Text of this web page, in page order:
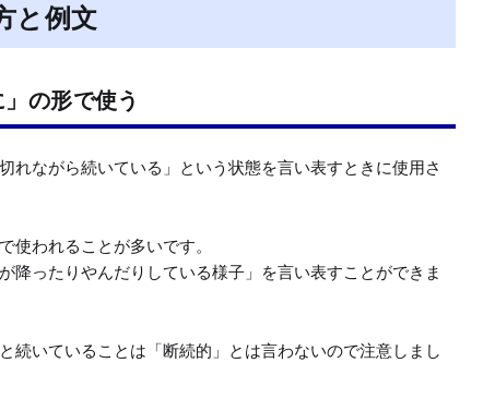
と例文
の形で使う
れながら続いている」という状態を言い表すときに使用さ
使われることが多いです。
降ったりやんだりしている様子」を言い表すことができま
続いていることは「断続的」とは言わないので注意しまし